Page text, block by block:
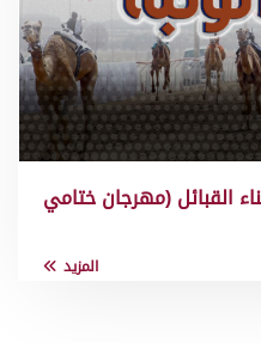
القبائل (مهرجان ختامي
المزيد